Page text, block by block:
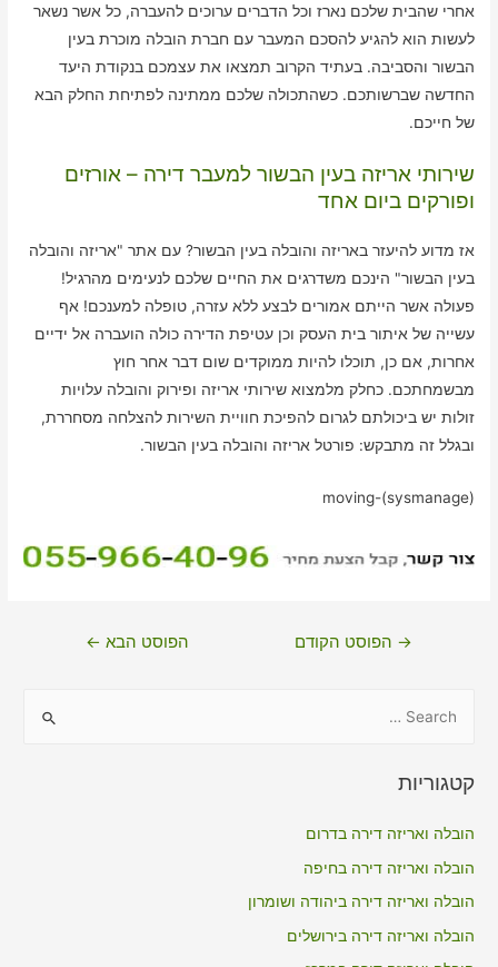
אחרי שהבית שלכם נארז וכל הדברים ערוכים להעברה, כל אשר נשאר
לעשות הוא להגיע להסכם המעבר עם חברת הובלה מוכרת בעין
הבשור והסביבה. בעתיד הקרוב תמצאו את עצמכם בנקודת היעד
החדשה שברשותכם. כשהתכולה שלכם ממתינה לפתיחת החלק הבא
של חייכם.
שירותי אריזה בעין הבשור למעבר דירה – אורזים
ופורקים ביום אחד
אז מדוע להיעזר באריזה והובלה בעין הבשור? עם אתר "אריזה והובלה
בעין הבשור" הינכם משדרגים את החיים שלכם לנעימים מהרגיל!
פעולה אשר הייתם אמורים לבצע ללא עזרה, טופלה למענכם! אף
עשייה של איתור בית העסק וכן עטיפת הדירה כולה הועברה אל ידיים
אחרות, אם כן, תוכלו להיות ממוקדים שום דבר אחר חוץ
מבשמחתכם. כחלק מלמצוא שירותי אריזה ופירוק והובלה עלויות
זולות יש ביכולתם לגרום להפיכת חוויית השירות להצלחה מסחררת,
ובגלל זה מתבקש: פורטל אריזה והובלה בעין הבשור.
moving-(sysmanage)
ניווט→ הפוסט הקודם הפוסט הבא ←
r
o
r
קטגוריות
הובלה ואריזה דירה בדרום
הובלה ואריזה דירה בחיפה
הובלה ואריזה דירה ביהודה ושומרון
הובלה ואריזה דירה בירושלים